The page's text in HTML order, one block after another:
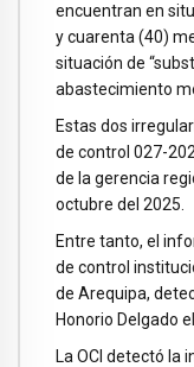
encuentran en
y cuarenta (40)
situación de
abastecimiento
Estas dos
de control 027-
de la gerencia
octubre del 2025.
Entre tanto, el
de control
de Arequipa,
Honorio Delgado
La OCI detectó la